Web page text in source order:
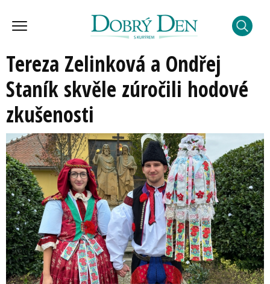
Tereza Zelinková a Ondřej
Staník skvěle zúročili hodové
zkušenosti